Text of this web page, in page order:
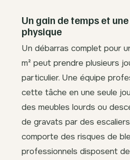
Un gain de temps et
physique
Un débarras complet pour
m² peut prendre plusieurs
particulier. Une équipe
cette tâche en une seule
des meubles lourds ou
de gravats par des
comporte des risques de
professionnels disposent